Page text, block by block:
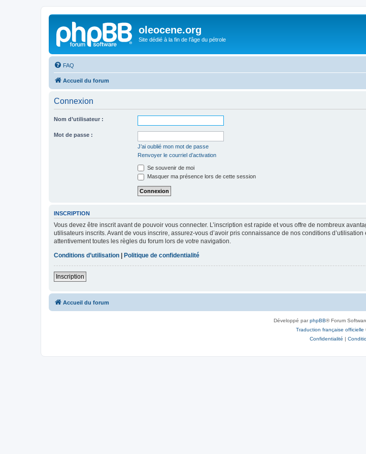
oleocene.org
Site dédié à la fin de l'âge du pétrole
FAQ
Accueil du forum
Connexion
Nom d’utilisateur :
Mot de passe :
J’ai oublié mon mot de passe
Renvoyer le courriel d’activation
Se souvenir de moi
Masquer ma présence lors de cette session
INSCRIPTION
Vous devez être inscrit avant de pouvoir vous connecter. L’inscription est rapide et vous offre de nombreux
utilisateurs inscrits. Avant de vous inscrire, assurez-vous d’avoir pris connaissance de nos conditions
attentivement toutes les règles du forum lors de votre navigation.
Conditions d’utilisation
Politique de confidentialité
Inscription
Accueil du forum
Développé parphpBB® Forum
Traduction française officielle
Confidentialité |